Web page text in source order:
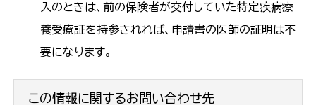
入のときは、前の保険者が交付していた特定疾病療
養受療証を持参されれば、申請書の医師の証明は不
要になります。
この情報に関するお問い合わせ先